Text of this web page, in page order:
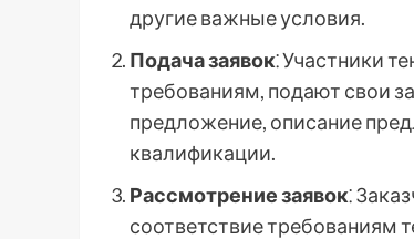
другие важные условия.
Подача заявок⁚ Участники
требованиям, подают свои
предложение, описание
квалификации.
Рассмотрение заявок⁚
соответствие требованиям